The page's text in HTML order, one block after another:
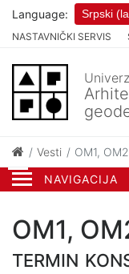
NAVIGACIJA
NASTAVNIČKI SERVIS
Language: Srpski
Vesti OM1,
OM1,
termin